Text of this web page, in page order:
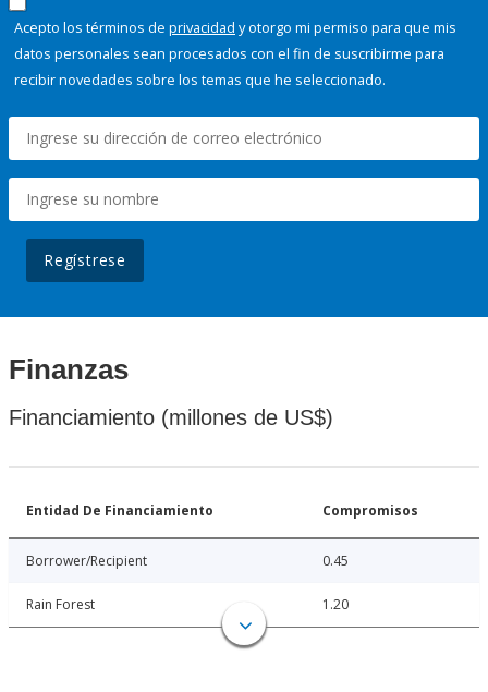
Acepto los términos de privacidad y otorgo mi permiso para que mis
datos personales sean procesados con el fin de suscribirme para
recibir novedades sobre los temas que he seleccionado.
Regístrese
Finanzas
Financiamiento (millones de US$)
Entidad De Financiamiento Compromisos
Borrower/Recipient 0.45
Rain Forest 1.20